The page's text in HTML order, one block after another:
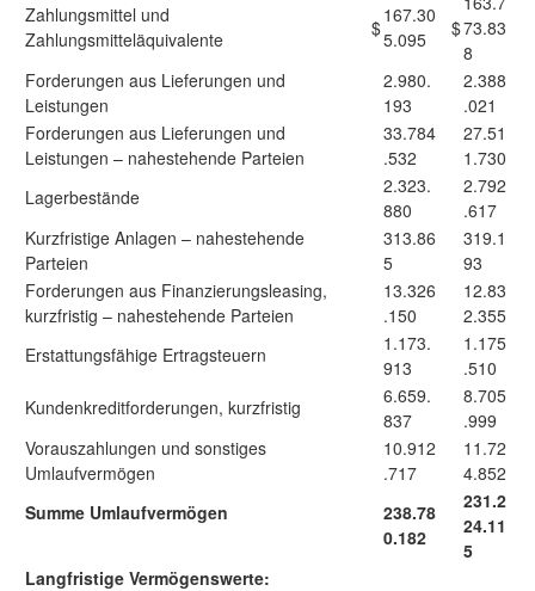
Zahlungsmittel und
Zahlungsmitteläquivalente
$
167.30
5.095
$73.83
8
Forderungen aus Lieferungen und
Leistungen
2.980.
193
2.388
.021
Forderungen aus Lieferungen und
Leistungen – nahestehende Parteien
33.784
.532
27.51
1.730
Lagerbestände
2.323.
880
2.792
.617
Kurzfristige Anlagen – nahestehende
Parteien
313.86
5
319.1
93
Forderungen aus Finanzierungsleasing,
kurzfristig – nahestehende Parteien
13.326
.150
12.83
2.355
Erstattungsfähige Ertragsteuern
1.173.
913
1.175
.510
Kundenkreditforderungen, kurzfristig
6.659.
837
8.705
.999
Vorauszahlungen und sonstiges
Umlaufvermögen
10.912
.717
11.72
4.852
Summe Umlaufvermögen
238.78
0.182
231.2
24.11
5
Langfristige Vermögenswerte: